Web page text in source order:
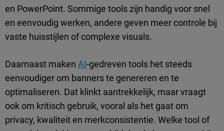
en PowerPoint. Sommige tools zijn handig voor snel
en eenvoudig werken, andere geven meer controle bij
vaste huisstijlen of complexe visuals.
Daarnaast maken AI-gedreven tools het steeds
eenvoudiger om banners te genereren en te
optimaliseren. Dat klinkt aantrekkelijk, maar vraagt
ook om kritisch gebruik, vooral als het gaat om
privacy, kwaliteit en merkconsistentie. Welke tool of